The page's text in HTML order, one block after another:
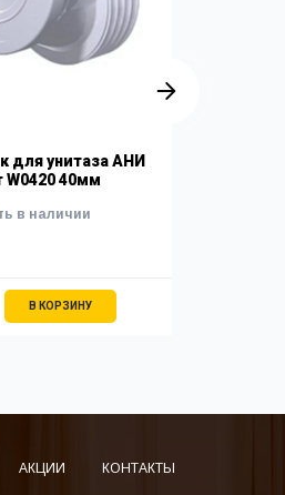
для унитаза АНИ
W0420 40мм
В КОРЗИНУ
в наличии
АКЦИИ КОНТАКТЫ